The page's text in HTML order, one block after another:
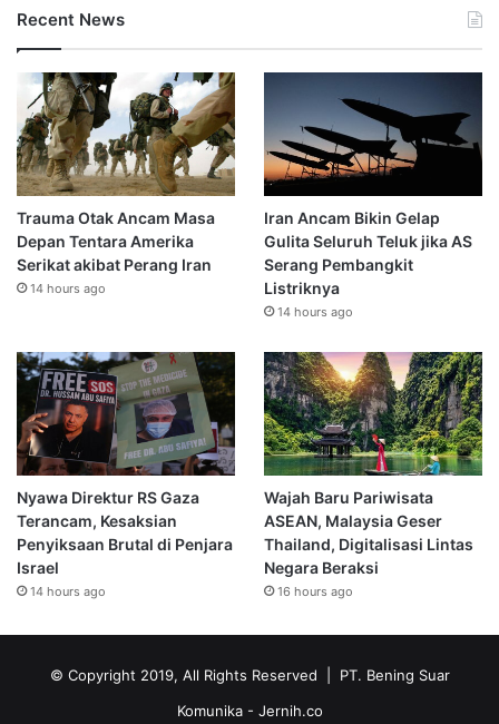
Recent News
Trauma Otak Ancam Masa
Depan Tentara Amerika
Serikat akibat Perang Iran
14 hours ago
Iran Ancam Bikin Gelap
Gulita Seluruh Teluk jika AS
Serang Pembangkit
Listriknya
14 hours ago
Nyawa Direktur RS Gaza
Terancam, Kesaksian
Penyiksaan Brutal di Penjara
Israel
14 hours ago
Wajah Baru Pariwisata
ASEAN, Malaysia Geser
Thailand, Digitalisasi Lintas
Negara Beraksi
16 hours ago
© Copyright 2019, All Rights Reserved | PT. Bening Suar
Komunika - Jernih.co